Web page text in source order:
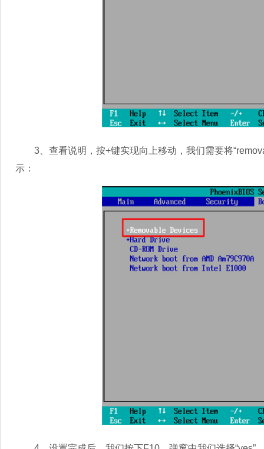
3、查看说明，按+键实现向上移动，我们需要将
示：